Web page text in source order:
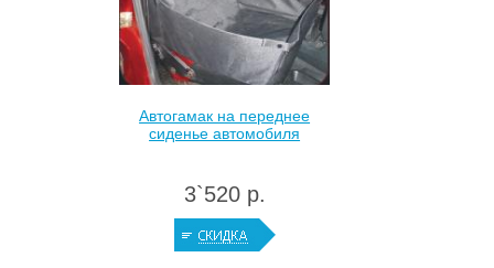
Автогамак на переднее
сиденье автомобиля
3`520 р.